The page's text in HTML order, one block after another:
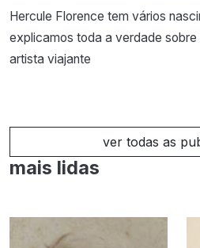
Hercule Florence tem vários
explicamos toda a verdade
artista viajante
ver todas as
mais lidas